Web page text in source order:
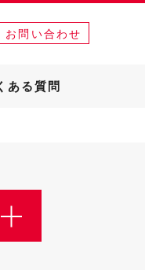
お問い合わせ
ある質問